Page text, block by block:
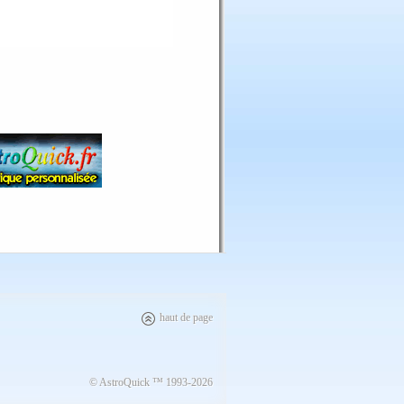
haut de page
© AstroQuick ™ 1993-2026